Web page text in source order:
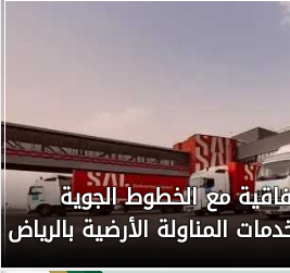
مع الخطوط الجوية
المناولة الأرضية بالرياض